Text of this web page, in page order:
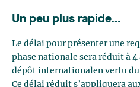
Un peu plus rapide…
Le délai pour présenter une
phase nationale sera réduit à 4
dépôt internationalen vertu du
Ce délai réduit s’appliquera